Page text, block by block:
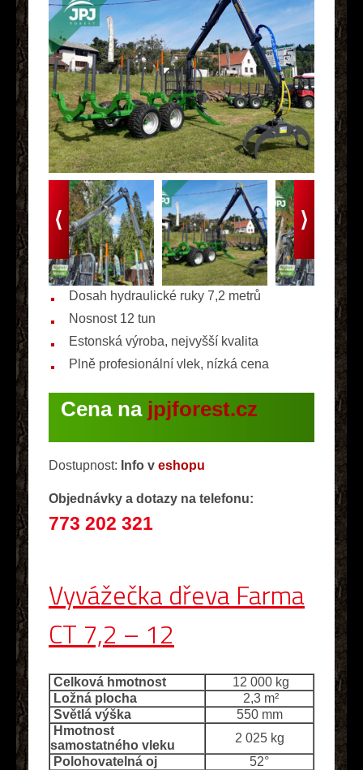
Dosah hydraulické ruky 7,2 metrů
Nosnost 12 tun
Estonská výroba, nejvyšší kvalita
Plně profesionální vlek, nízká cena
Cena na jpjforest.cz
Dostupnost: Info v eshopu
Objednávky a dotazy na telefonu:
773 202 321
Vyvážečka dřeva Farma
CT 7,2 – 12
Celková hmotnost
12 000 kg
Ložná plocha
2,3 m²
Světlá výška
550 mm
Hmotnost
samostatného vleku
2 025 kg
Polohovatelná oj
52°